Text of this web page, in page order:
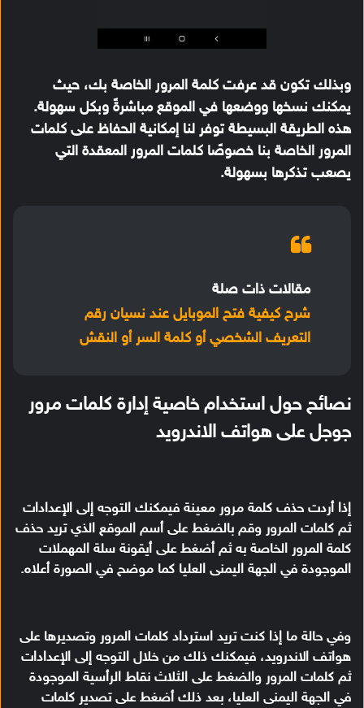
وبذلك تكون قد عرفت كلمة المرور الخاصة بك، حيث
يمكنك نسخها ووضعها في الموقع مباشرةً وبكل سهولة.
هذه الطريقة البسيطة توفر لنا إمكانية الحفاظ على كلمات
المرور الخاصة بنا خصوصًا كلمات المرور المعقدة التي
يصعب تذكرها بسهولة.
مقالات ذات صلة
شرح كيفية فتح الموبايل عند نسيان رقم
التعريف الشخصي أو كلمة السر أو النقش
نصائح حول استخدام خاصية إدارة كلمات مرور
جوجل على هواتف الاندرويد
إذا أردت حذف كلمة مرور معينة فيمكنك التوجه إلى الإعدادات
ثم كلمات المرور وقم بالضغط على أسم الموقع الذي تريد حذف
كلمة المرور الخاصة به ثم أضغط على أيقونة سلة المهملات
الموجودة في الجهة اليمنى العليا كما موضح في الصورة أعلاه.
وفي حالة ما إذا كنت تريد استرداد كلمات المرور وتصديرها على
هواتف الاندرويد، فيمكنك ذلك من خلال التوجه إلى الإعدادات
ثم كلمات المرور والضغط على الثلاث نقاط الرأسية الموجودة
في الجهة اليمنى العليا، بعد ذلك أضغط على تصدير كلمات